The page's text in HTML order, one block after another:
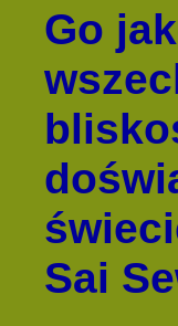
Go
Sai